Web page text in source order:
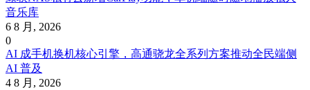
音乐库
6 8 月, 2026
0
AI 成手机换机核心引擎，高通骁龙全系列方案推动全民端侧
AI 普及
4 8 月, 2026